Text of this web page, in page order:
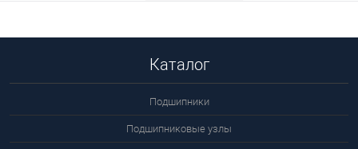
Каталог
Подшипники
Подшипниковые узлы